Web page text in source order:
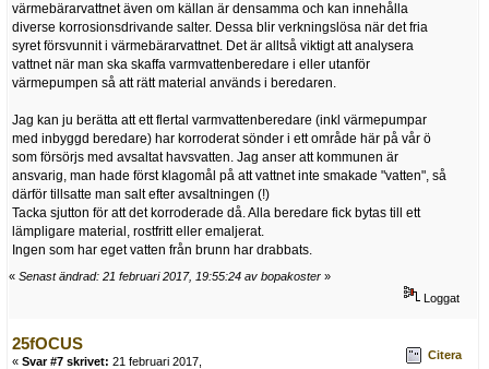
värmebärarvattnet även om källan är densamma och kan innehålla
diverse korrosionsdrivande salter. Dessa blir verkningslösa när det fria
syret försvunnit i värmebärarvattnet. Det är alltså viktigt att analysera
vattnet när man ska skaffa varmvattenberedare i eller utanför
värmepumpen så att rätt material används i beredaren.
Jag kan ju berätta att ett flertal varmvattenberedare (inkl värmepumpar
med inbyggd beredare) har korroderat sönder i ett område här på vår ö
som försörjs med avsaltat havsvatten. Jag anser att kommunen är
ansvarig, man hade först klagomål på att vattnet inte smakade "vatten", så
därför tillsatte man salt efter avsaltningen (!)
Tacka sjutton för att det korroderade då. Alla beredare fick bytas till ett
lämpligare material, rostfritt eller emaljerat.
Ingen som har eget vatten från brunn har drabbats.
« Senast ändrad: 21 februari 2017, 19:55:24 av bopakoster »
Loggat
25fOCUS
« Svar #7 skrivet: 21 februari 2017,
Citera